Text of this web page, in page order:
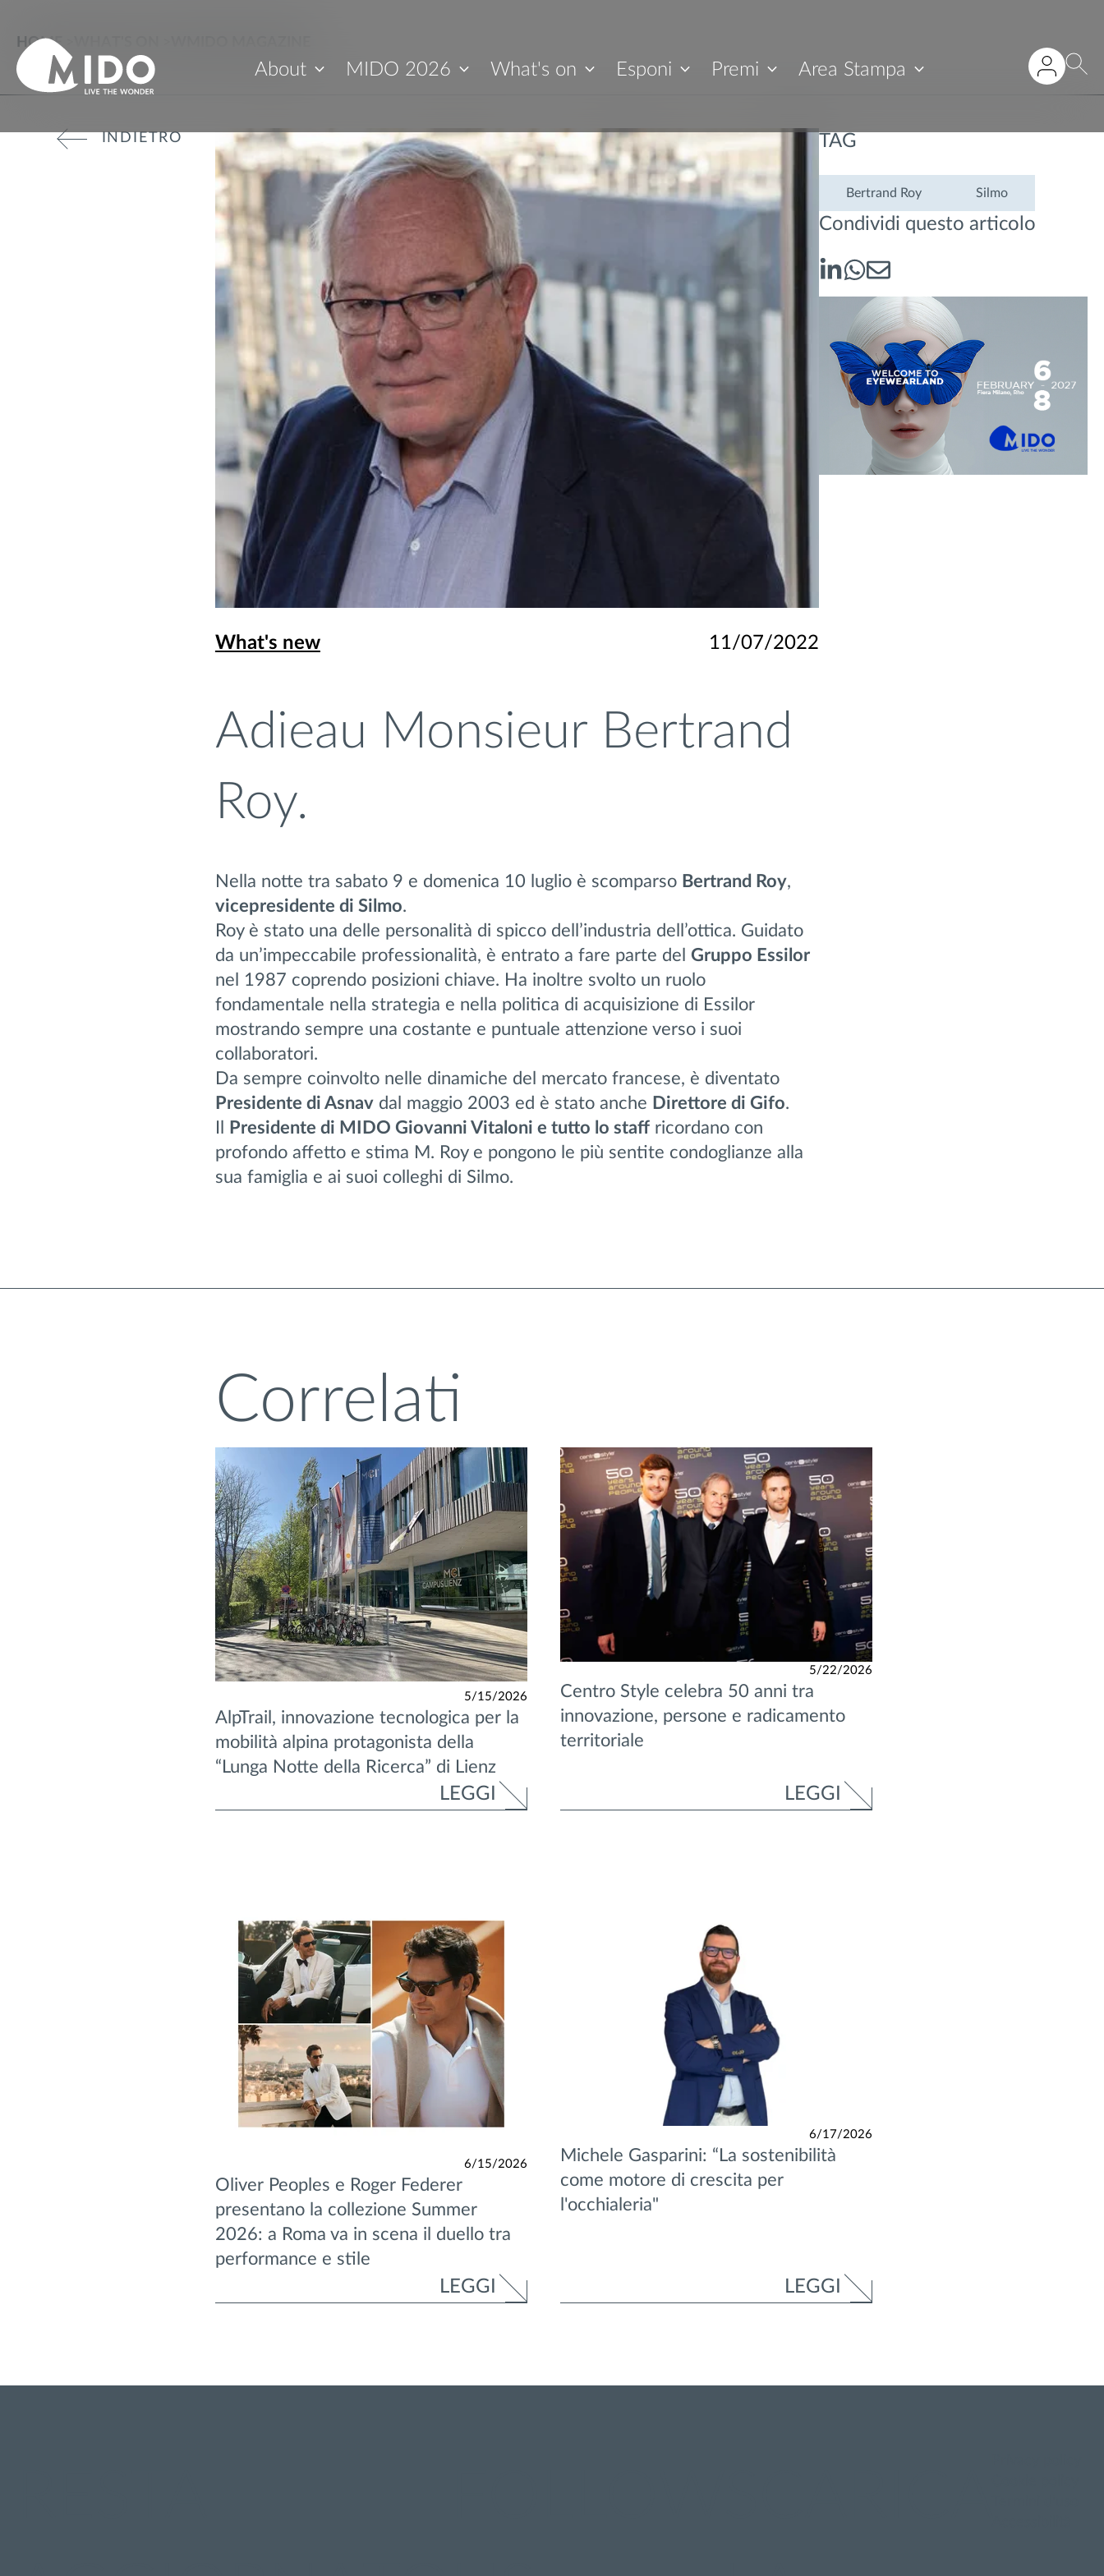
About MIDO 2026 What's on Esponi Premi Area Stampa
HOME
What's new 11/07/2022
Adieau Monsieur Bertrand
Roy.
Nella notte tra sabato 9 e domenica 10 luglio è scomparso Bertrand Roy,
vicepresidente di Silmo.
Roy è stato una delle personalità di spicco dell’industria dell’ottica. Guidato
da un’impeccabile professionalità, è entrato a fare parte del Gruppo Essilor
nel 1987 coprendo posizioni chiave. Ha inoltre svolto un ruolo
fondamentale nella strategia e nella politica di acquisizione di Essilor
mostrando sempre una costante e puntuale attenzione verso i suoi
collaboratori.
Da sempre coinvolto nelle dinamiche del mercato francese, è diventato
Presidente di Asnavdal maggio 2003 ed è stato anche Direttore di Gifo.
Presidente di MIDO Giovanni Vitaloni e tutto lo staffricordano con
profondo affetto e stima M. Roy e pongono le più sentite condoglianze alla
sua famiglia e ai suoi colleghi di Silmo.
TAG
Bertrand Roy Silmo
Condividi questo articolo
INDIETRO
Correlati
5/15/2026
AlpTrail, innovazione tecnologica per la
mobilità alpina protagonista della
“Lunga Notte della Ricerca” di Lienz
LEGGI
5/22/2026
Centro Style celebra 50 anni tra
innovazione, persone e radicamento
territoriale
LEGGI
6/15/2026
Oliver Peoples e Roger Federer
presentano la collezione Summer
2026: a Roma va in scena il duello tra
performance e stile
LEGGI
6/17/2026
Michele Gasparini: “La sostenibilità
come motore di crescita per
l'occhialeria"
LEGGI